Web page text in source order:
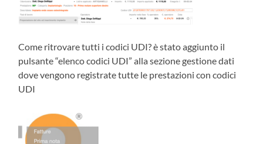
Come ritrovare tutti i codici UDI? è stato aggiunto il
pulsante “elenco codici UDI” alla sezione gestione dati
dove vengono registrate tutte le prestazioni con codici
UDI